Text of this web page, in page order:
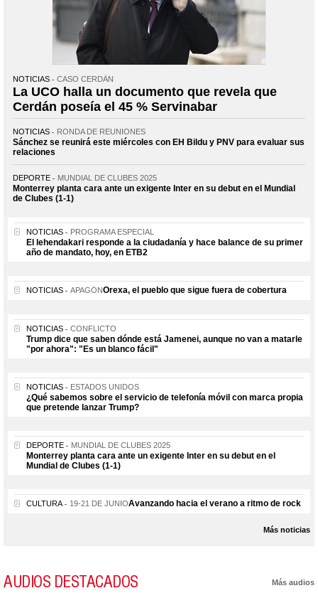
NOTICIAS CASO CERDÁN
La UCO halla un documento que revela que
Cerdán poseía el 45 % Servinabar
NOTICIAS RONDA DE REUNIONES
Sánchez se reunirá este miércoles con EH Bildu y PNV para evaluar sus
relaciones
DEPORTE MUNDIAL DE CLUBES 2025
Monterrey planta cara ante un exigente Inter en su debut en el Mundial
de Clubes (1-1)
NOTICIAS PROGRAMA ESPECIAL
El lehendakari responde a la ciudadanía y hace balance de su primer
año de mandato, hoy, en ETB2
NOTICIAS APAGÓNOrexa, el pueblo que sigue fuera de cobertura
NOTICIAS CONFLICTO
Trump dice que saben dónde está Jamenei, aunque no van a matarle
"por ahora": "Es un blanco fácil"
NOTICIAS ESTADOS UNIDOS
¿Qué sabemos sobre el servicio de telefonía móvil con marca propia
que pretende lanzar Trump?
DEPORTE MUNDIAL DE CLUBES 2025
Monterrey planta cara ante un exigente Inter en su debut en el
Mundial de Clubes (1-1)
CULTURA 19-21 DE JUNIOAvanzando hacia el verano a ritmo de rock
Más noticias
AUDIOS DESTACADOS Más audios